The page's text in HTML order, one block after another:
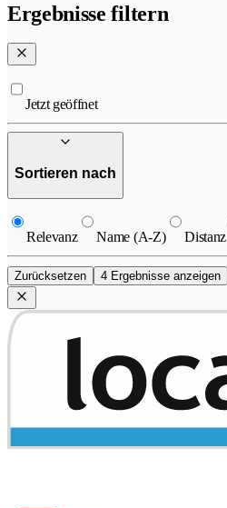
Ergebnisse filtern
Jetzt geöffnet
Sortieren nach
Relevanz Name (A-Z) Distanz
Zurücksetzen 4 Ergebnisse anzeigen